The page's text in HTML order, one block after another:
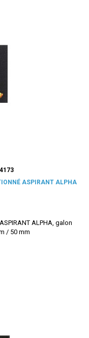
ASPIRANT ALPHA
ALPHA, galon
/ 50 mm